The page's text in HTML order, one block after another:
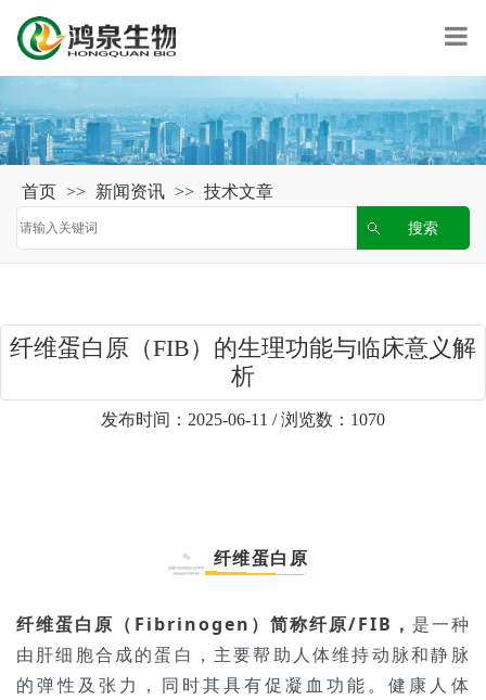
首页 >> 新闻资讯 >> 技术文章
纤维蛋白原（FIB）的生理功能与临床意义解
析
发布时间：2025-06-11 / 浏览数：1070
纤维蛋白原
纤维蛋白原 （Fibrinogen）简称纤原/FIB， 是一种
由肝细胞合成的蛋白，主要帮助人体维持动脉和静脉
的弹性及张力，同时其具有促凝血功能。健康人体